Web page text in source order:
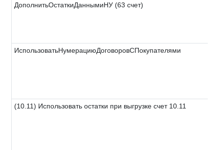
ДополнитьОстаткиДаннымиНУ (63 счет)
ИспользоватьНумерациюДоговоровСПокупателями
(10.11) Использовать остатки при выгрузке счет 10.11